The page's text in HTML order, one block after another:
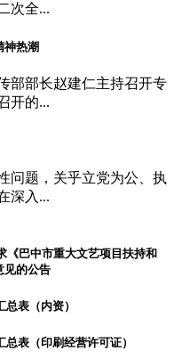
次全...
神热潮
部部长赵建仁主持召开专
开的...
问题，关乎立党为公、执
深入...
《巴中市重大文艺项目扶持和
见的公告
表（内资）
表（印刷经营许可证）